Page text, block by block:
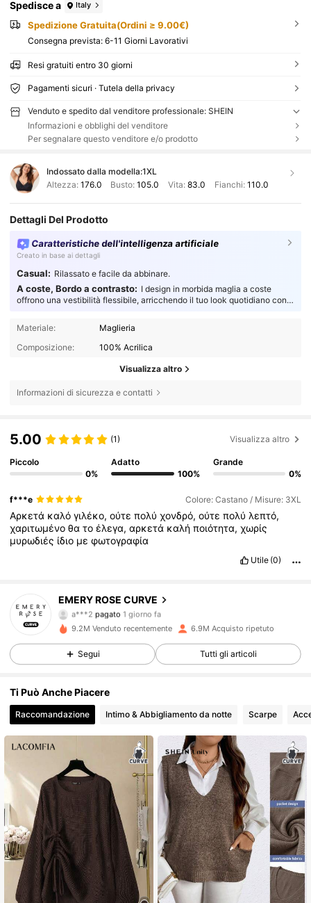
Spedisce a Italy
Spedizione Gratuita(Ordini ≥ 9.00€)
Consegna prevista: 6-11 Giorni Lavorativi
Resi gratuiti entro 30 giorni
Pagamenti sicuri · Tutela della privacy
Venduto e spedito dal venditore professionale: SHEIN
Informazioni e obblighi del venditore
Per segnalare questo venditore e/o prodotto
Indossato dalla modella:1XL
Altezza: 176.0 Busto:105.0 Vita: 83.0 Fianchi: 110.0
Dettagli Del Prodotto
Caratteristiche dell'intelligenza artificiale
Creato in base ai dettagli
Casual: Rilassato e facile da abbinare.
A coste, Bordo a contrasto: I design in morbida maglia a coste
offrono una vestibilità flessibile, arricchendo il tuo look quotidiano con
Materiale:
Maglieria
Composizione:
100% Acrilica
Visualizza altro
Informazioni di sicurezza e contatti
5.00 (1) Visualizza altro
Piccolo
0%
Adatto
100%
Grande
0%
f***e Colore: Castano / Misure: 3XL
Αρκετά καλόγιλέκο,ούτεπολύχονδρό,ούτεπολύ λεπτό,
χαριτωμένοθατοέλεγα,αρκετά καλήποιότητα,χωρίς
μυρωδιές ίδιο μεφωτογραφία
Utile (0)
EMERY ROSE CURVE
4.81
1M Follower
a***2 pagato 1 giorno fa
4.81 1M Follower
4.81 1M Follower
1M Follower
4.81 1M Follower
4.81 1M Follower
4.81 1M Follower
9.2M Venduto recentemente 6.9M Acquisto ripetuto
Segui Tutti gli articoli
Ti Può Anche Piacere
Raccomandazione Intimo & Abbigliamento da notte Scarpe